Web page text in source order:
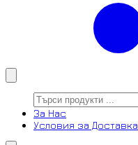
За Нас
Условия за Доставка